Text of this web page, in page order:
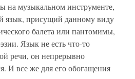
на музыкальном инструменте,
язык, присущий данному виду
балета или пантомимы,
Язык не есть что-то
речи, он непрерывно
И все же для его обогащения